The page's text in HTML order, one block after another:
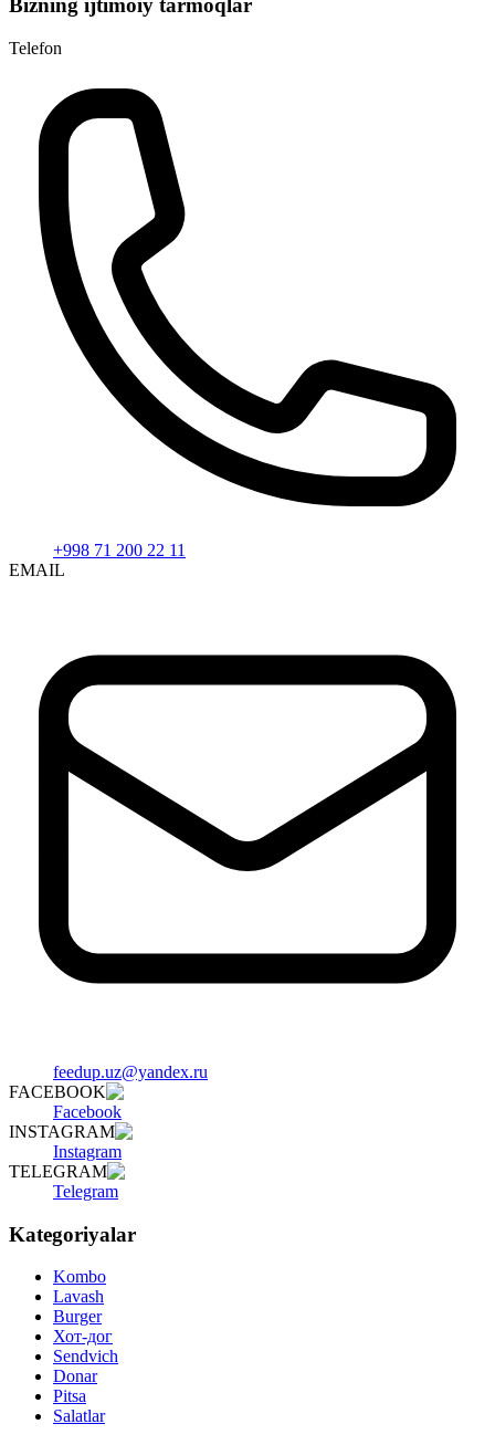
Bizning ijtimoiy tarmoqlar
Telefon
+998 71 200 22 11
EMAIL
feedup.uz@yandex.ru
FACEBOOK
Facebook
INSTAGRAM
Instagram
TELEGRAM
Telegram
Kategoriyalar
Kombo
Lavash
Burger
Хот-дог
Sendvich
Donar
Pitsa
Salatlar